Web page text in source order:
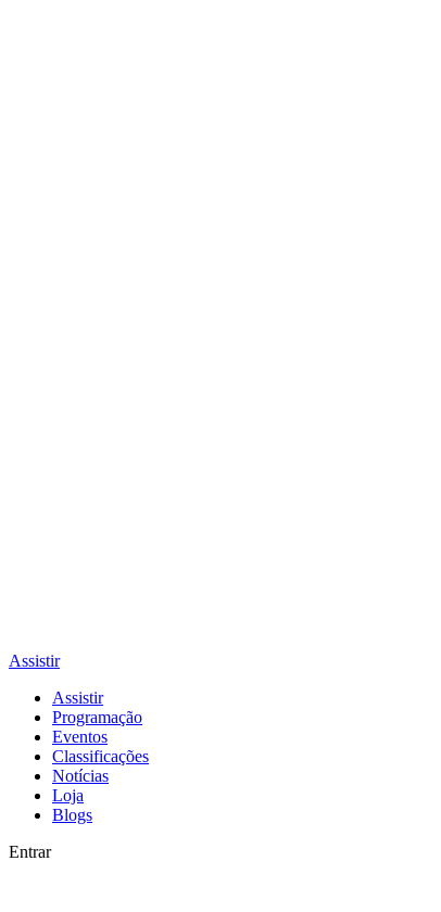
Assistir
Assistir
Programação
Eventos
Classificações
Notícias
Loja
Blogs
Entrar